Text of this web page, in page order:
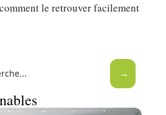
le retrouver facilement